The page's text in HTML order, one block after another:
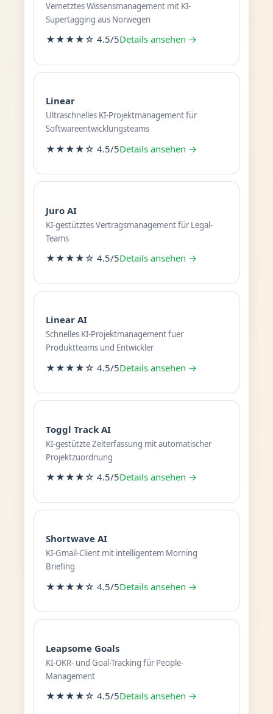
Vernetztes Wissensmanagement mit KI-
Supertagging aus Norwegen
★★★★☆ 4.5/5Details ansehen →
Linear
Ultraschnelles KI-Projektmanagement für
Softwareentwicklungsteams
★★★★☆ 4.5/5Details ansehen →
Juro AI
KI-gestütztes Vertragsmanagement für Legal-
Teams
★★★★☆ 4.5/5Details ansehen →
Linear AI
Schnelles KI-Projektmanagement fuer
Produktteams und Entwickler
★★★★☆ 4.5/5Details ansehen →
Toggl Track AI
KI-gestützte Zeiterfassung mit automatischer
Projektzuordnung
★★★★☆ 4.5/5Details ansehen →
Shortwave AI
KI-Gmail-Client mit intelligentem Morning
Briefing
★★★★☆ 4.5/5Details ansehen →
Leapsome Goals
KI-OKR- und Goal-Tracking für People-
Management
★★★★☆ 4.5/5Details ansehen →